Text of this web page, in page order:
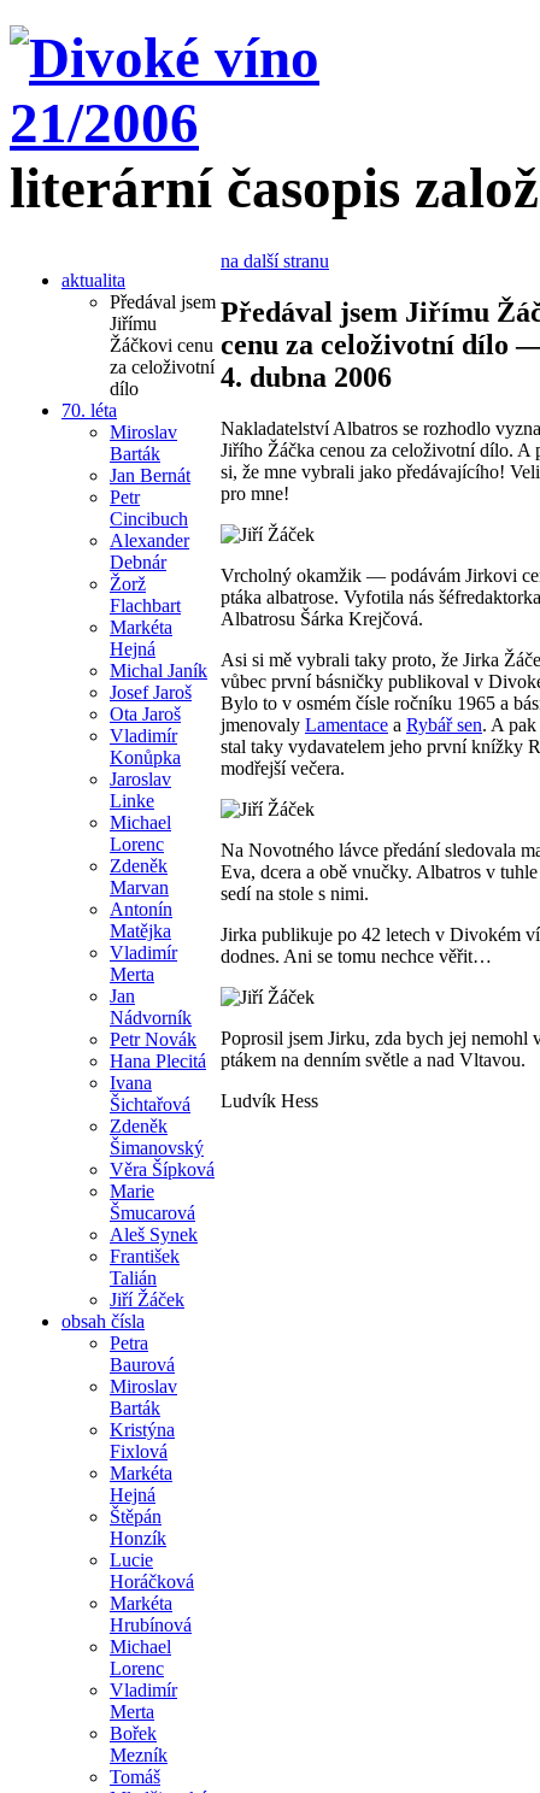
literární časopis
aktualita
Předával jsem
Jiřímu
Žáčkovi cenu
za celoživotní
dílo
70. léta
Miroslav
Barták
Jan Bernát
Petr
Cincibuch
Alexander
Debnár
Žorž
Flachbart
Markéta
Hejná
Michal Janík
Josef Jaroš
Ota Jaroš
Vladimír
Konůpka
Jaroslav
Linke
Michael
Lorenc
Zdeněk
Marvan
Antonín
Matějka
Vladimír
Merta
Jan
Nádvorník
Petr Novák
Hana Plecitá
Ivana
Šichtařová
Zdeněk
Šimanovský
Věra Šípková
Marie
Šmucarová
Aleš Synek
František
Talián
Jiří Žáček
obsah čísla
Petra
Baurová
Miroslav
Barták
Kristýna
Fixlová
Markéta
Hejná
Štěpán
Honzík
Lucie
Horáčková
Markéta
Hrubínová
Michael
Lorenc
Vladimír
Merta
Bořek
Mezník
Tomáš
na další stranu
Předával jsem Jiřímu
cenu za celoživotní dílo
4. dubna 2006
Nakladatelství Albatros se rozhodlo
Jiřího Žáčka cenou za celoživotní dílo. A
si, že mne vybrali jako předávajícího!
pro mne!
Vrcholný okamžik — podávám Jirkovi
ptáka albatrose. Vyfotila nás šéfredaktorka
Albatrosu Šárka Krejčová.
Asi si mě vybrali taky proto, že Jirka
vůbec první básničky publikoval v
Bylo to v osmém čísle ročníku 1965 a
jmenovaly Lamentace a Rybář sen. A pak
stal taky vydavatelem jeho první knížky
modřejší večera.
Na Novotného lávce předání sledovala
Eva, dcera a obě vnučky. Albatros v
sedí na stole s nimi.
Jirka publikuje po 42 letech v Divokém
dodnes. Ani se tomu nechce věřit…
Poprosil jsem Jirku, zda bych jej nemohl
ptákem na denním světle a nad Vltavou.
Ludvík Hess